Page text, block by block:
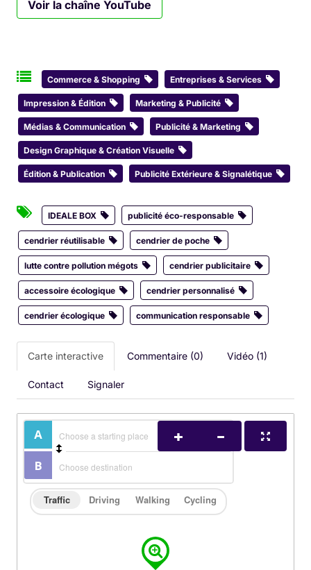
Voir la chaîne YouTube
Commerce & Shopping Entreprises & Services
Impression & Édition Marketing & Publicité
Médias & Communication Publicité & Marketing
Design Graphique & Création Visuelle
Édition & Publication Publicité Extérieure & Signalétique
IDEALE BOX publicité éco-responsable
cendrier réutilisable cendrier de poche
lutte contre pollution mégots cendrier publicitaire
accessoire écologique cendrier personnalisé
cendrier écologique communication responsable
Carte interactive Commentaire (0) Vidéo (1)
Contact Signaler
Traffic Driving Walking Cycling